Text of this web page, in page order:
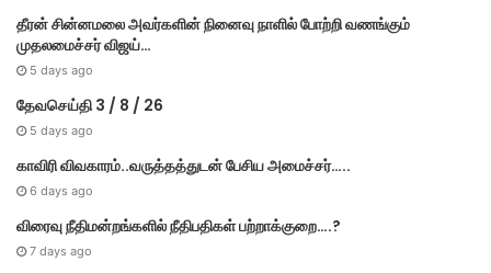
தீரன் சின்னமலை அவர்களின் நினைவு நாளில் போற்றி வணங்கும்
முதலமைச்சர் விஜய்…
5 days ago
தேவசெய்தி 3 / 8 / 26
5 days ago
காவிரி விவகாரம்..வருத்தத்துடன் பேசிய அமைச்சர்…..
6 days ago
விரைவு நீதிமன்றங்களில் நீதிபதிகள் பற்றாக்குறை….?
7 days ago